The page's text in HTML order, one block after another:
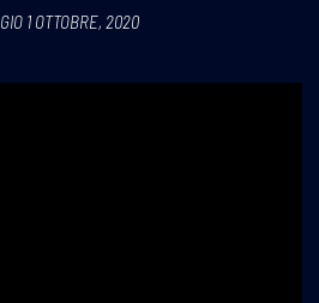
GIO 1 OTTOBRE, 2020